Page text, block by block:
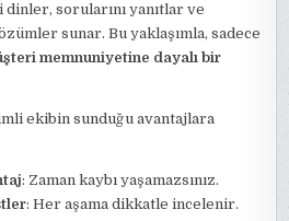
sorularını yanıtlar ve
sunar. Bu yaklaşımla, sadece
memnuniyetine dayalı bir
ekibin sunduğu avantajlara
: Zaman kaybı yaşamazsınız.
: Her aşama dikkatle incelenir.